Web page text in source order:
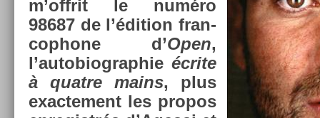
m’offrit le numéro
98687 de l’édi­tion fran­
cophone d’Open,
l’autobiog­raphie écrite
à quat­re mains, plus
ex­ac­te­ment les pro­pos